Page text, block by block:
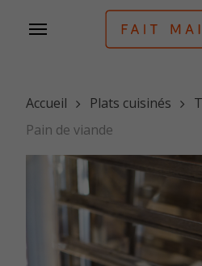
Menu
Accueil Plats cuisinés
Pain de viande